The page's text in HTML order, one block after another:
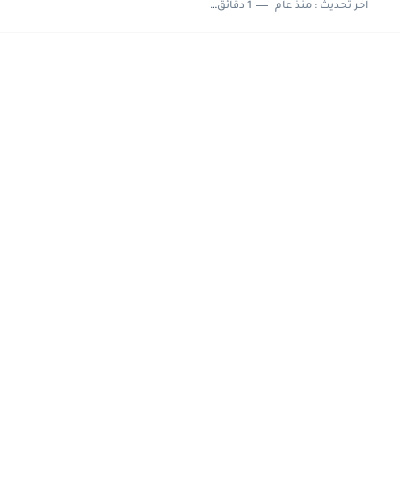
اخر تحديث :منذ عام 1 دقائق للقراءة